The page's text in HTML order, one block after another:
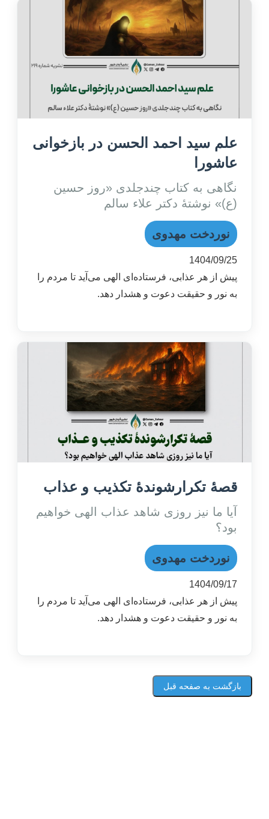
علم سید احمد الحسن در بازخوانی
عاشورا
نگاهی به کتاب چند‌جلدی «روز حسین
(ع)» نوشتۀ دکتر علاء سالم
نوردخت مهدوی
1404/09/25
پیش از هر عذابی، فرستاده‌ای الهی می‌آید تا مردم را
به نور و حقیقت دعوت و هشدار دهد.
قصۀ تکرارشوندۀ تکذیب و عذاب
آیا ما نیز روزی شاهد عذاب الهی خواهیم
بود؟
نوردخت مهدوی
1404/09/17
پیش از هر عذابی، فرستاده‌ای الهی می‌آید تا مردم را
به نور و حقیقت دعوت و هشدار دهد.
بازگشت به صفحه قبل